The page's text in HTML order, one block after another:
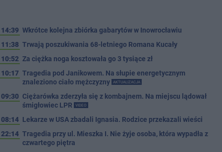
14:39 Wkrótce kolejna zbiórka gabarytów w Inowrocławiu
11:38 Trwają poszukiwania 68-letniego Romana Kucały
10:52 Za ciężka noga kosztowała go 3 tysiące zł
10:17 Tragedia pod Janikowem. Na słupie energetycznym
znaleziono ciało mężczyzny
AKTUALIZACJA
09:30 Ciężarówka zderzyła się z kombajnem. Na miejscu lądował
śmigłowiec LPR
VIDEO
08:14 Lekarze w USA zbadali Ignasia. Rodzice przekazali wieści
22:14 Tragedia przy ul. Mieszka I. Nie żyje osoba, która wypadła z
czwartego piętra